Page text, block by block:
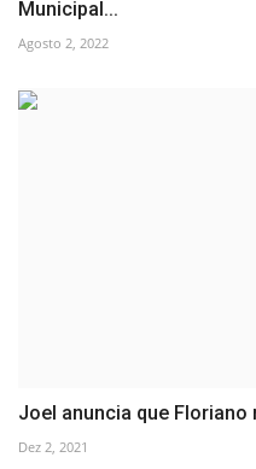
Municipal...
Agosto 2, 2022
Joel anuncia que
Dez 2, 2021